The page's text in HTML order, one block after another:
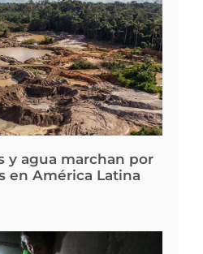
y agua marchan por
en América Latina